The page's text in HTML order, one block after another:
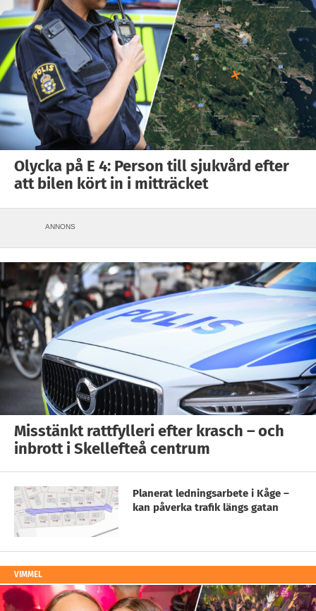
Olycka på E 4: Person till sjukvård efter
att bilen kört in i mitträcket
ANNONS
Misstänkt rattfylleri efter krasch – och
inbrott i Skellefteå centrum
Planerat ledningsarbete i Kåge –
kan påverka trafik längs gatan
VIMMEL